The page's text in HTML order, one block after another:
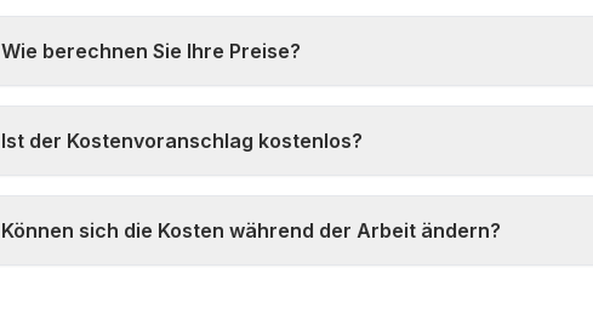
Wie berechnen Sie Ihre Preise?
Ist der Kostenvoranschlag kostenlos?
Können sich die Kosten während der Arbeit ändern?